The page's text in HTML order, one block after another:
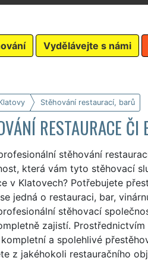
Vydělávejte s námi
Stěhování restaurací, barů
RESTAURACE ČI
stěhování
která vám tyto stěhovací
v Klatovech? Potřebujete
jedná o restauraci, bar,
stěhovací
zajistí.
a spolehlivé
z jakéhokoli restauračního